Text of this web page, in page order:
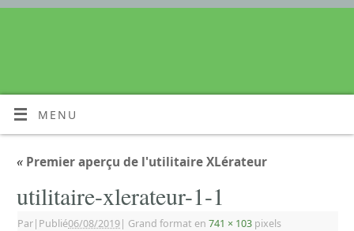
MENU
« Premier aperçu de l'utilitaire XLérateur
utilitaire-xlerateur-1-1
Par| Publié06/08/2019| Grand format en 741 × 103 pixels